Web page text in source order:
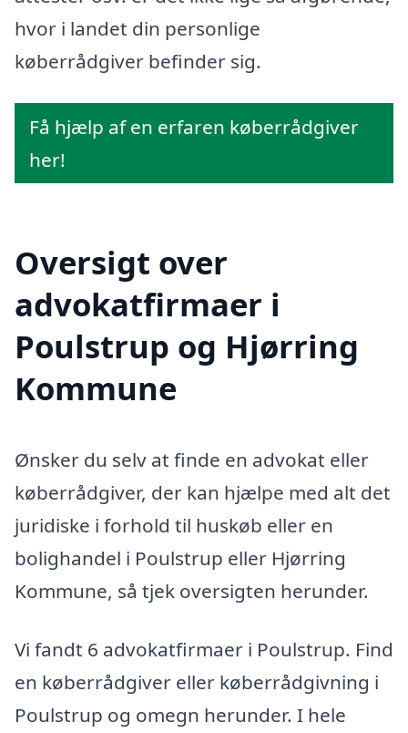
hvor i landet din personlige
køberrådgiver befinder sig.
Få hjælp af en erfaren køberrådgiver
her!
Oversigt over
advokatfirmaer i
Poulstrup og Hjørring
Kommune
Ønsker du selv at finde en advokat eller
køberrådgiver, der kan hjælpe med alt det
juridiske i forhold til huskøb eller en
bolighandel i Poulstrup eller Hjørring
Kommune, så tjek oversigten herunder.
Vi fandt 6 advokatfirmaer i Poulstrup. Find
en køberrådgiver eller køberrådgivning i
Poulstrup og omegn herunder. I hele